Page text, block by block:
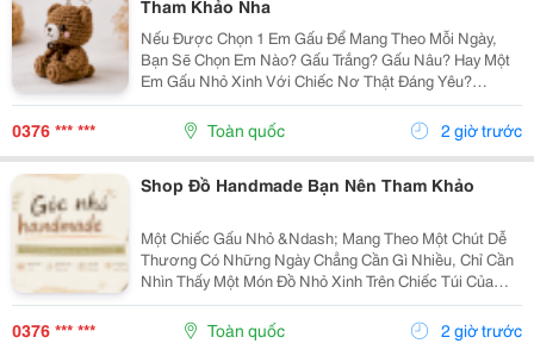
Tham Khảo Nha
Nếu Được Chọn 1 Em Gấu Để Mang Theo Mỗi Ngày,
Bạn Sẽ Chọn Em Nào? Gấu Trắng? Gấu Nâu? Hay Một
Em Gấu Nhỏ Xinh Với Chiếc Nơ Thật Đáng Yêu?
Những Chiếc Móc Khóa Gấu Bông Không Chỉ Là Phụ
Kiện Treo Túi Mà Còn Là Một Cách Để Bạn Thêm Chút
Cá Tính Vào...
0376 *** *** Toàn quốc 2 giờ trước
Shop Đồ Handmade Bạn Nên Tham Khảo
Một Chiếc Gấu Nhỏ &Ndash; Mang Theo Một Chút Dễ
Thương Có Những Ngày Chẳng Cần Gì Nhiều, Chỉ Cần
Nhìn Thấy Một Món Đồ Nhỏ Xinh Trên Chiếc Túi Của
Mình Cũng Đủ Thấy Vui Rồi Những Em Móc Khóa Gấu
Bông Được Làm Với Kiểu Dáng Đáng Yêu, Nhỏ Gọn,
Thích...
0376 *** *** Toàn quốc 2 giờ trước